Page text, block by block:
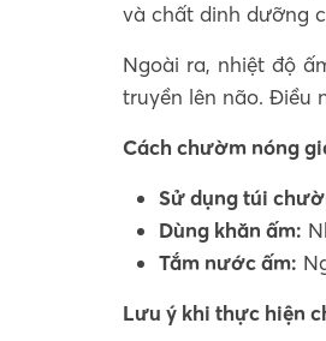
và chất dinh dưỡng
Ngoài ra, nhiệt độ
truyền lên não. Điều
Cách chườm nóng
Sử dụng túi
Dùng khăn ấm:
Tắm nước ấm:
Lưu ý khi thực hiện